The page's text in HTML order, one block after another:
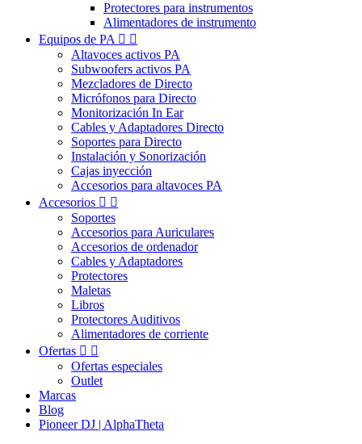
Protectores para instrumentos
Alimentadores de instrumento
Equipos de PA  
Altavoces activos PA
Subwoofers activos PA
Mezcladores de Directo
Micrófonos para Directo
Monitorización In Ear
Cables y Adaptadores Directo
Soportes para Directo
Instalación y Sonorización
Cajas inyección
Accesorios para altavoces PA
Accesorios  
Soportes
Accesorios para Auriculares
Accesorios de ordenador
Cables y Adaptadores
Protectores
Maletas
Libros
Protectores Auditivos
Alimentadores de corriente
Ofertas  
Ofertas especiales
Outlet
Marcas
Blog
Pioneer DJ | AlphaTheta